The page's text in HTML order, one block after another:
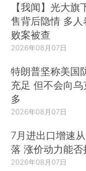
【我闻】光大旗
售背后隐情 多
败案被查
2026年08月07日
特朗普坚称美国
充足 但不会向
多
2026年08月07日
7月进出口增速
落 涨价动力能否
2026年08月07日